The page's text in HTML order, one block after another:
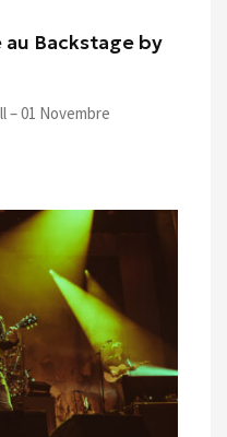
au Backstage by
– 01 Novembre